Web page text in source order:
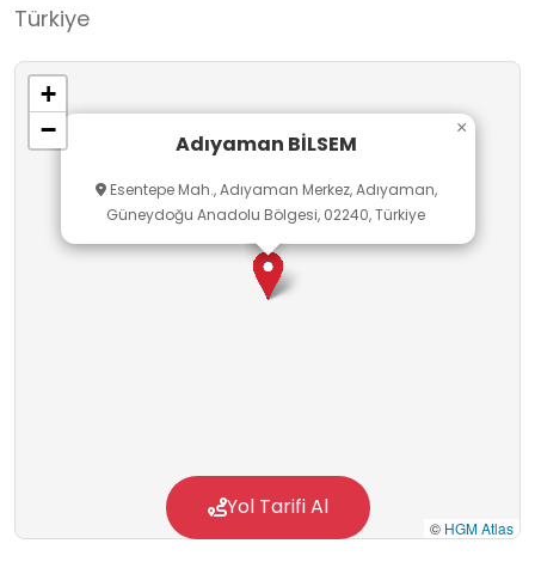
- Öğrencilerimizin örgün eğitimleri dışındaki
zamanlarına yönelik plan ve program yaparak
hafta içi 16.00'dan sonra ve hafta sonları eğitim
vermektedir.
Türkiye
Adıyaman BİLSEM
Esentepe Mah., Adıyaman Merkez, Adıyaman,
Güneydoğu Anadolu Bölgesi, 02240, Türkiye
×
+
−
© HGM Atlas
Yol Tarifi Al